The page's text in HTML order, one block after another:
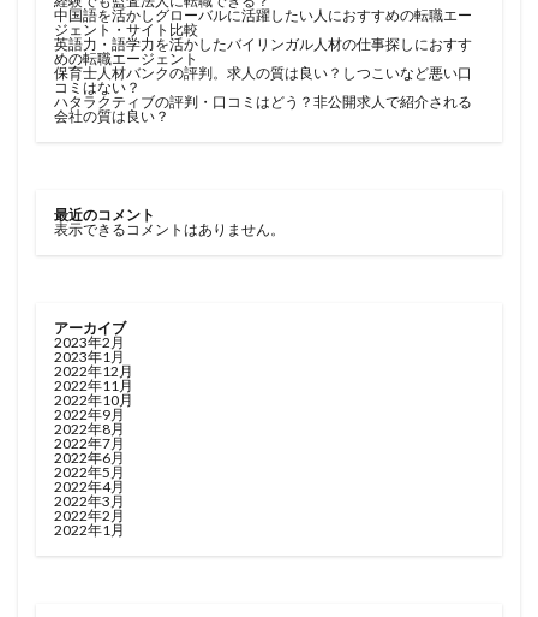
中国語を活かしグローバルに活躍したい人におすすめの転職エー
ジェント・サイト比較
英語力・語学力を活かしたバイリンガル人材の仕事探しにおすす
めの転職エージェント
保育士人材バンクの評判。求人の質は良い？しつこいなど悪い口
コミはない？
ハタラクティブの評判・口コミはどう？非公開求人で紹介される
会社の質は良い？
最近のコメント
表示できるコメントはありません。
アーカイブ
2023年2月
2023年1月
2022年12月
2022年11月
2022年10月
2022年9月
2022年8月
2022年7月
2022年6月
2022年5月
2022年4月
2022年3月
2022年2月
2022年1月